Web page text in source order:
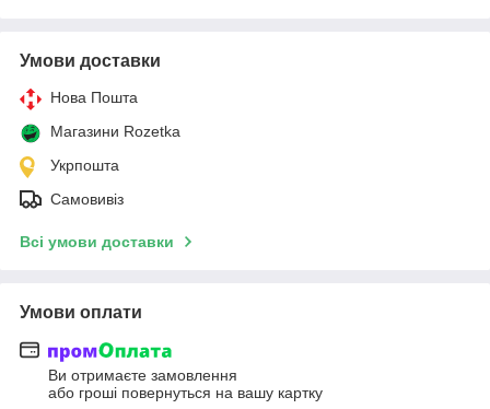
Умови доставки
Нова Пошта
Магазини Rozetka
Укрпошта
Самовивіз
Всі умови доставки
Умови оплати
Ви отримаєте замовлення
або гроші повернуться на вашу картку